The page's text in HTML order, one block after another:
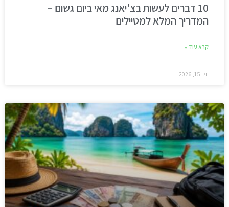
10 דברים לעשות בצ'יאנג מאי ביום גשום –
המדריך המלא למטיילים
קרא עוד »
יולי 15, 2026